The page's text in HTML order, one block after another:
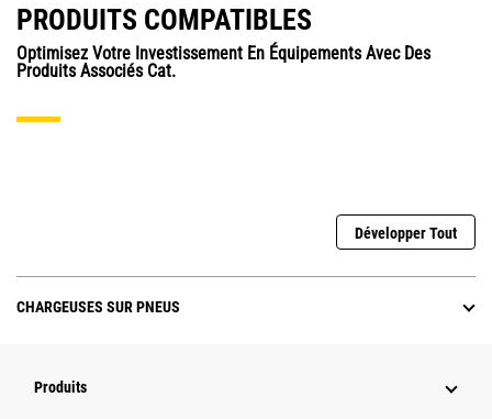
PRODUITS COMPATIBLES
Optimisez Votre Investissement En Équipements Avec Des
Produits Associés Cat.
Développer Tout
CHARGEUSES SUR PNEUS
Produits